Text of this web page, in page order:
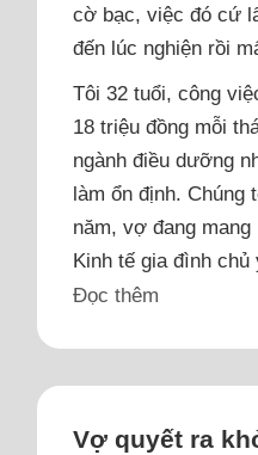
cờ bạc, việc đó cứ
đến lúc nghiện rồi
Tôi 32 tuổi, công
18 triệu đồng mỗi
ngành điều dưỡng
làm ổn định. Chúng
năm, vợ đang
Kinh tế gia đình chủ
Đọc thêm
Vợ quyết ra